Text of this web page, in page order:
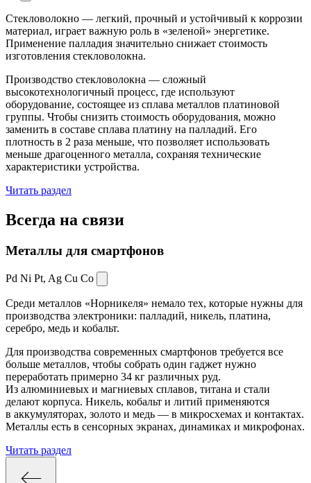
Стекловолокно — легкий, прочный и устойчивый к коррозии
материал, играет важную роль в «зеленой» энергетике.
Применение палладия значительно снижает стоимость
изготовления стекловолокна.
Производство стекловолокна — сложный
высокотехнологичный процесс, где используют
оборудование, состоящее из сплава металлов платиновой
группы. Чтобы снизить стоимость оборудования, можно
заменить в составе сплава платину на палладий. Его
плотность в 2 раза меньше, что позволяет использовать
меньше драгоценного металла, сохраняя технические
характеристики устройства.
Читать раздел
Всегда на связи
Металлы для смартфонов
Pd Ni Pt, Ag Cu Co
Среди металлов «Норникеля» немало тех, которые нужны для
производства электроники: палладий, никель, платина,
серебро, медь и кобальт.
Для производства современных смартфонов требуется все
больше металлов, чтобы собрать один гаджет нужно
переработать примерно 34 кг различных руд.
Из алюминиевых и магниевых сплавов, титана и стали
делают корпуса. Никель, кобальт и литий применяются
в аккумуляторах, золото и медь — в микросхемах и контактах.
Металлы есть в сенсорных экранах, динамиках и микрофонах.
Читать раздел